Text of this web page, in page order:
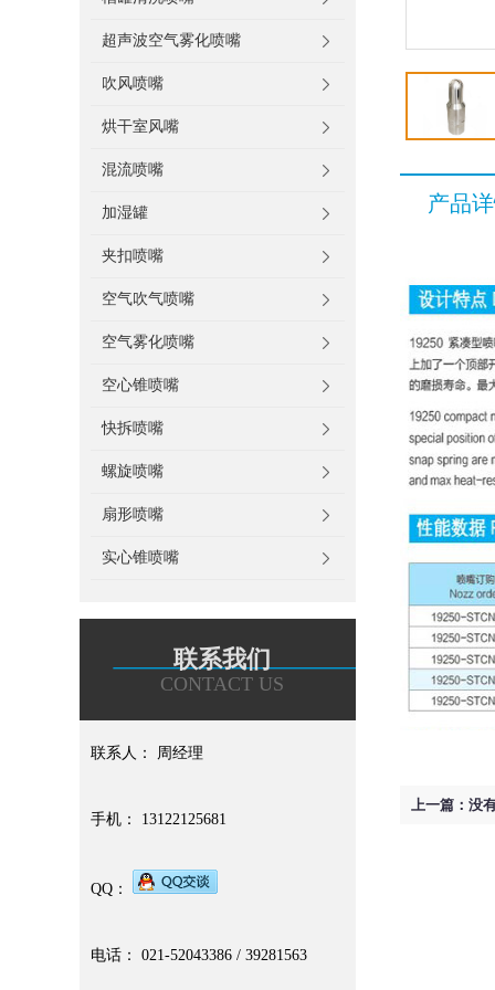
超声波空气雾化喷嘴
吹风喷嘴
烘干室风嘴
混流喷嘴
加湿罐
夹扣喷嘴
空气吹气喷嘴
空气雾化喷嘴
空心锥喷嘴
快拆喷嘴
螺旋喷嘴
扇形喷嘴
实心锥喷嘴
联系我们
CONTACT US
联系人： 周经理
手机： 13122125681
QQ：
电话： 021-52043386 / 39281563
产品
上一篇：没